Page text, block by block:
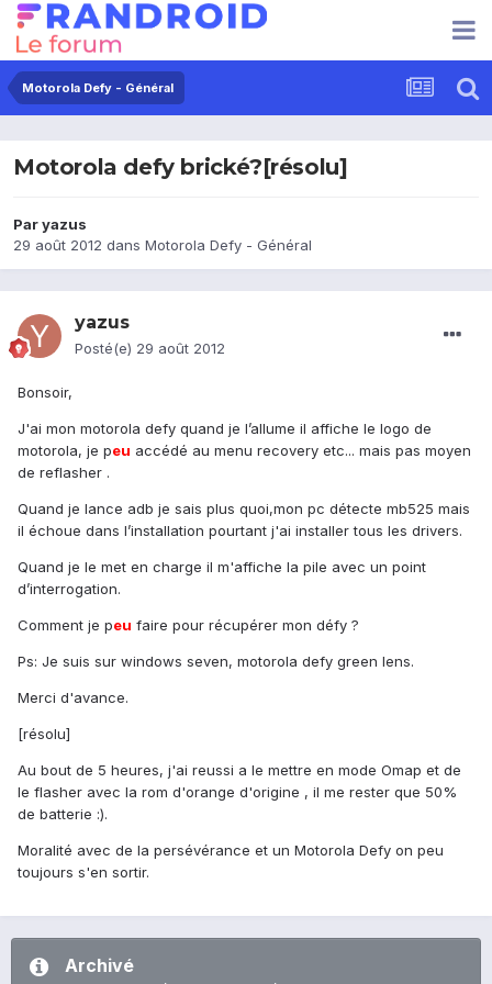
Motorola Defy - Général
Motorola defy brické?[résolu]
Paryazus
29 août 2012 dans Motorola Defy - Général
yazus
Posté(e) 29 août 2012
Bonsoir,
J'ai mon motorola defy quand je l’allume il affiche le logo de
motorola, je peu accédé au menu recovery etc... mais pas moyen
de reflasher .
Quand je lance adb je sais plus quoi,mon pc détecte mb525 mais
il échoue dans l’installation pourtant j'ai installer tous les drivers.
Quand je le met en charge il m'affiche la pile avec un point
d’interrogation.
Comment je peu faire pour récupérer mon défy ?
Ps: Je suis sur windows seven, motorola defy green lens.
Merci d'avance.
[résolu]
Au bout de 5 heures, j'ai reussi a le mettre en mode Omap et de
le flasher avec la rom d'orange d'origine , il me rester que 50%
de batterie :).
Moralité avec de la persévérance et un Motorola Defy on peu
toujours s'en sortir.
Archivé